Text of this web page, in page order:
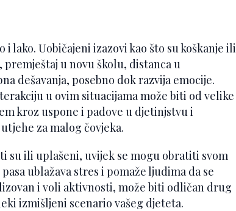
lako. Uobičajeni izazovi kao što su koškanje ili
u novu školu, distanca u
dešavanja, posebno dok razvija emocije.
u ovim situacijama može biti od velike
kroz uspone i padove u djetinjstvu i
za malog čovjeka.
su ili uplašeni, uvijek se mogu obratiti svom
ublažava stres i pomaže ljudima da se
i voli aktivnosti, može biti odličan drug
izmišljeni scenario vašeg djeteta.